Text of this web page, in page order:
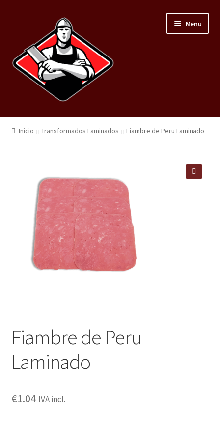
Menu
Home
Minha conta
Outras questões
Condições de entrega
Receitas
Início Transformados Laminados Fiambre de Peru Laminado
Fiambre de Peru
Laminado
€1.04 IVA incl.